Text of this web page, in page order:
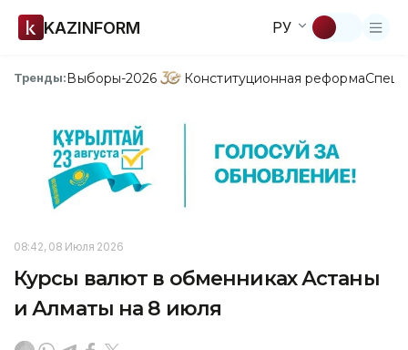
KAZINFORM РУ
Тренды:Выборы-2026 Конституционная реформа
08:42, 08 Июля 2026
Курсы валют в обменниках Астаны
и Алматы на 8 июля